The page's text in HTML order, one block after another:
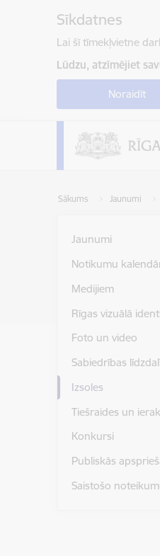
Sīkdatnes
Lai šī tīmekļvietne
Lūdzu, atzīmējiet
Noraidīt
Sākums Jaunumi
Jaunumi
Notikumu
Medijiem
Rīgas vizuālā
Foto un video
Sabiedrības
Izsoles
Tiešraides un
Konkursi
Publiskās
Saistošo